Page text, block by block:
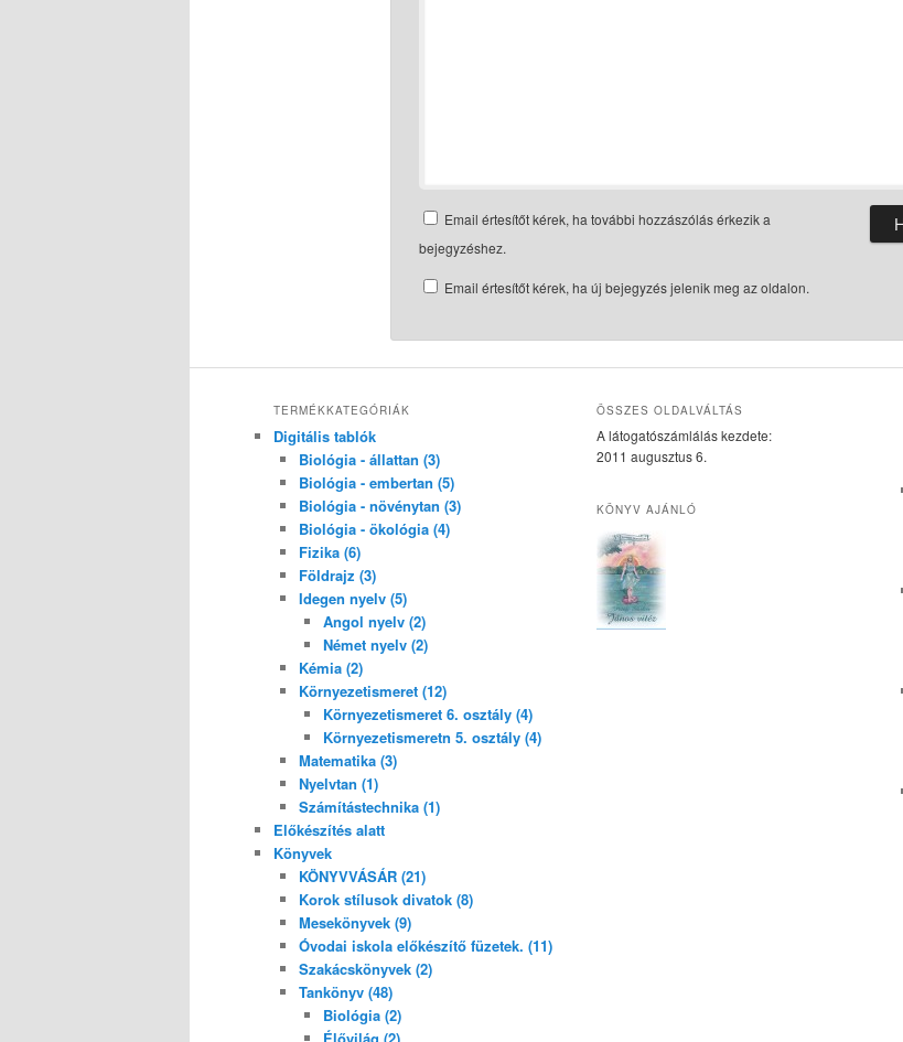
Email értesítőt kérek, ha további hozzászólás érkezik a
bejegyzéshez.
Email értesítőt kérek, ha új bejegyzés jelenik meg az oldalon.
TERMÉKKATEGÓRIÁK
Digitális tablók
Biológia - állattan (3)
Biológia - embertan (5)
Biológia - növénytan (3)
Biológia - ökológia (4)
Fizika (6)
Földrajz (3)
Idegen nyelv (5)
Angol nyelv (2)
Német nyelv (2)
Kémia (2)
Környezetismeret (12)
Környezetismeret 6. osztály (4)
Környezetismeretn 5. osztály (4)
Matematika (3)
Nyelvtan (1)
Számítástechnika (1)
Előkészítés alatt
Könyvek
KÖNYVVÁSÁR (21)
Korok stílusok divatok (8)
Mesekönyvek (9)
Óvodai iskola előkészítő füzetek. (11)
Szakácskönyvek (2)
Tankönyv (48)
Biológia (2)
Élővilág (2)
ÖSSZES OLDALVÁLTÁS
A látogatószámlálás kezdete:
2011 augusztus 6.
KÖNYV AJÁNLÓ